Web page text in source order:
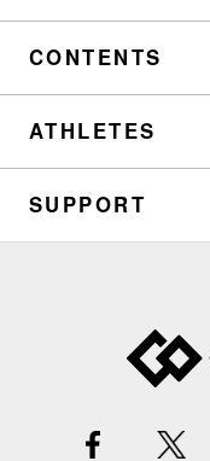
CONTENTS
ATHLETES
SUPPORT